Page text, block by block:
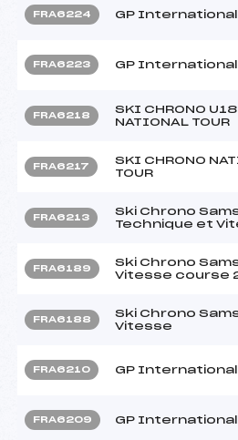
FRA6224 GP
FRA6223 GP
FRA6218
SKI CHRONO U18
NATIONAL TOUR
FRA6217
SKI CHRONO
TOUR
FRA6213
Ski Chrono
Technique et
FRA6189
Ski Chrono
Vitesse course
FRA6188
Ski Chrono
Vitesse
FRA6210 GP
FRA6209 GP